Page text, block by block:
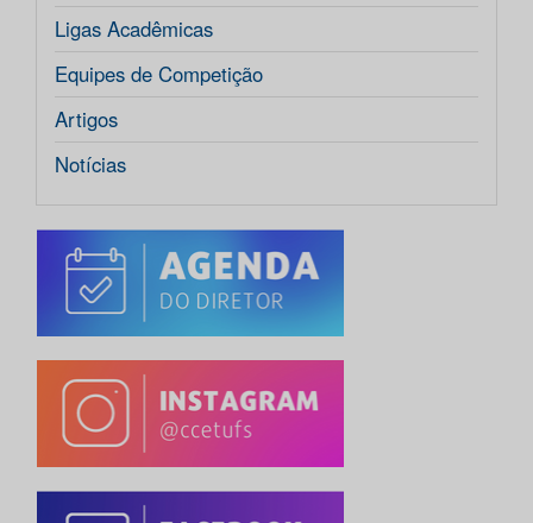
Ligas Acadêmicas
Equipes de Competição
Artigos
Notícias